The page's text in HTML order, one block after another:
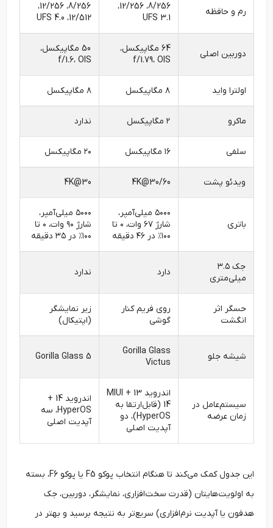
رم و حافظه
8/256، 12/256،
UFS 3.1
8/256، 12/256،
12/512، UFS 4.0
دوربین اصلی
64 مگاپیکسل،
f/1.79، OIS
50 مگاپیکسل،
f/1.6، OIS
اولترا واید
سلفی
ویدئو پشت 4K@30/60
4K@30
باتری
۵۰۰۰ میلی‌آمپر،
شارژ ۶۷ وات، ۰ تا
۵۰۰۰ میلی‌آمپر،
شارژ ۹۰ وات، ۰ تا
جک ۳.۵
میلی‌متری
حسگر اثر
انگشت
روی فریم کنار
گوشی
زیر نمایشگر
(اپتیکال)
شیشه جلو
Gorilla Glass
Victus
Gorilla Glass 5
سیستم‌عامل در
زمان عرضه
اندروید 13 + MIUI
14 (قابل‌ارتقا به
HyperOS)، دو
آپدیت اصلی
اندروید 14 +
HyperOS، سه
آپدیت اصلی
این جدول کمک می‌کند تا هنگام انتخاب پوکو F5 یا پوکو F6، بسته
به اولویت‌هایتان (قدرت سخت‌افزاری، نمایشگر، دوربین، جک
هدفون یا آپدیت نرم‌افزاری) سریع‌تر به نتیجه برسید و بهتر در